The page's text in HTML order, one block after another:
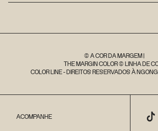
© A COR DA MARGEM |
THE MARGIN COLOR © LINHA DE
COLOR LINE - DIREITOS RESERVADOS À
ACOMPANHE